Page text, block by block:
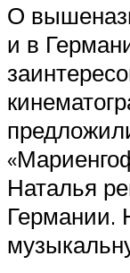
О
и в
Наталья
Германии.